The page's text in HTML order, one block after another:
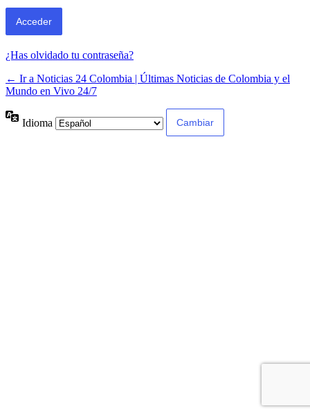
¿Has olvidado tu contraseña?
← Ir a Noticias 24 Colombia | Últimas Noticias de Colombia y el
Mundo en Vivo 24/7
Idioma